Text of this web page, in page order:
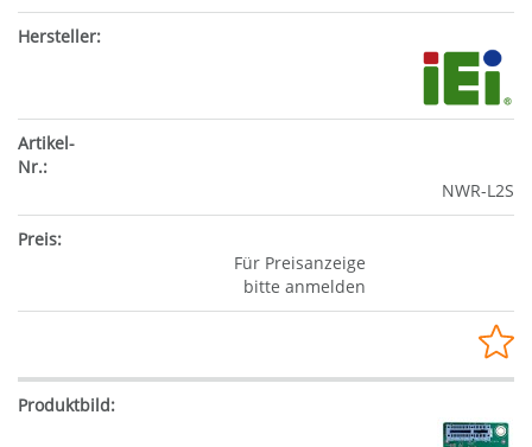
NWR-L2S
Für Preisanzeige
bitte anmelden